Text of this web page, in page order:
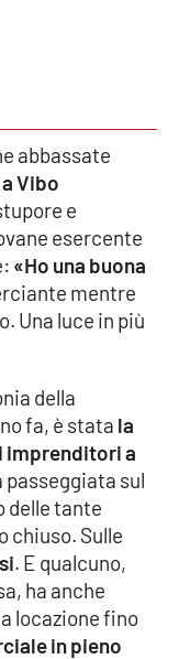
abbassate
Vibo
e
esercente
«Ho una buona
mentre
Una luce in più
della
fa, è stata la
imprenditori a
passeggiata sul
delle tante
chiuso. Sulle
. E qualcuno,
ha anche
locazione fino
in pieno